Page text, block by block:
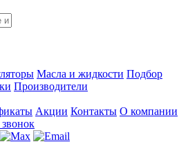
Масла и жидкости Подбор
Производители
Акции Контакты О компании
звонок